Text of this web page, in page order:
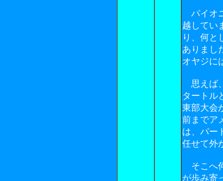
パイオ
越してい
り、何と
ありまし
オヤジに
思えば
タートル
東部大会
前までア
は、パー
任せて外
そこへ
が歩み寄